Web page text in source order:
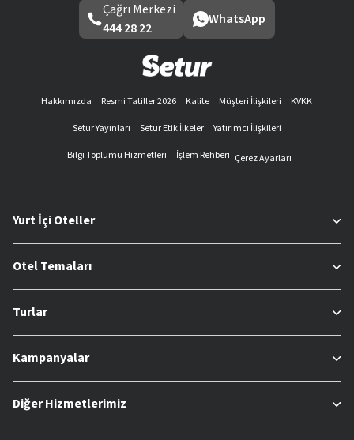
Çağrı Merkezi
444 28 22
WhatsApp
Hakkımızda Resmi Tatiller 2026 Kalite Müşteri İlişkileri
KVKK
Setur Yayınları
Setur Etik İlkeler
Yatırımcı İlişkileri
Bilgi Toplumu Hizmetleri
İşlem Rehberi Çerez Ayarları
Yurt İçi Oteller
Otel Temaları
Turlar
Kampanyalar
Diğer Hizmetlerimiz